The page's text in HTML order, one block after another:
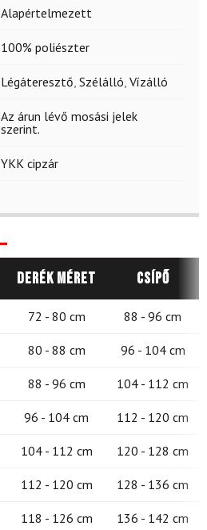
Alapértelmezett
100% poliészter
Légáteresztő Szélálló Vízálló
Az árun lévő mosási jelek
szerint.
YKK cipzár
Derék méret Csípő
72 - 80 cm 88 - 96 cm
80 - 88 cm 96 - 104 cm
88 - 96 cm 104 - 112 cm
96 - 104 cm 112 - 120 cm
104 - 112 cm 120 - 128 cm
112 - 120 cm 128 - 136 cm
118 - 126 cm 136 - 142 cm